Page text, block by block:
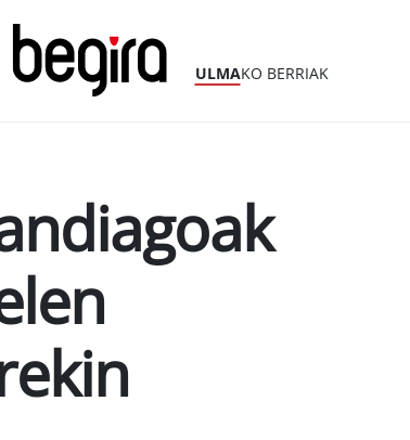
ULMAKO BERRIAK